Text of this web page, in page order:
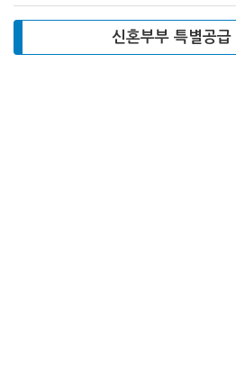
신혼부부 특별공급